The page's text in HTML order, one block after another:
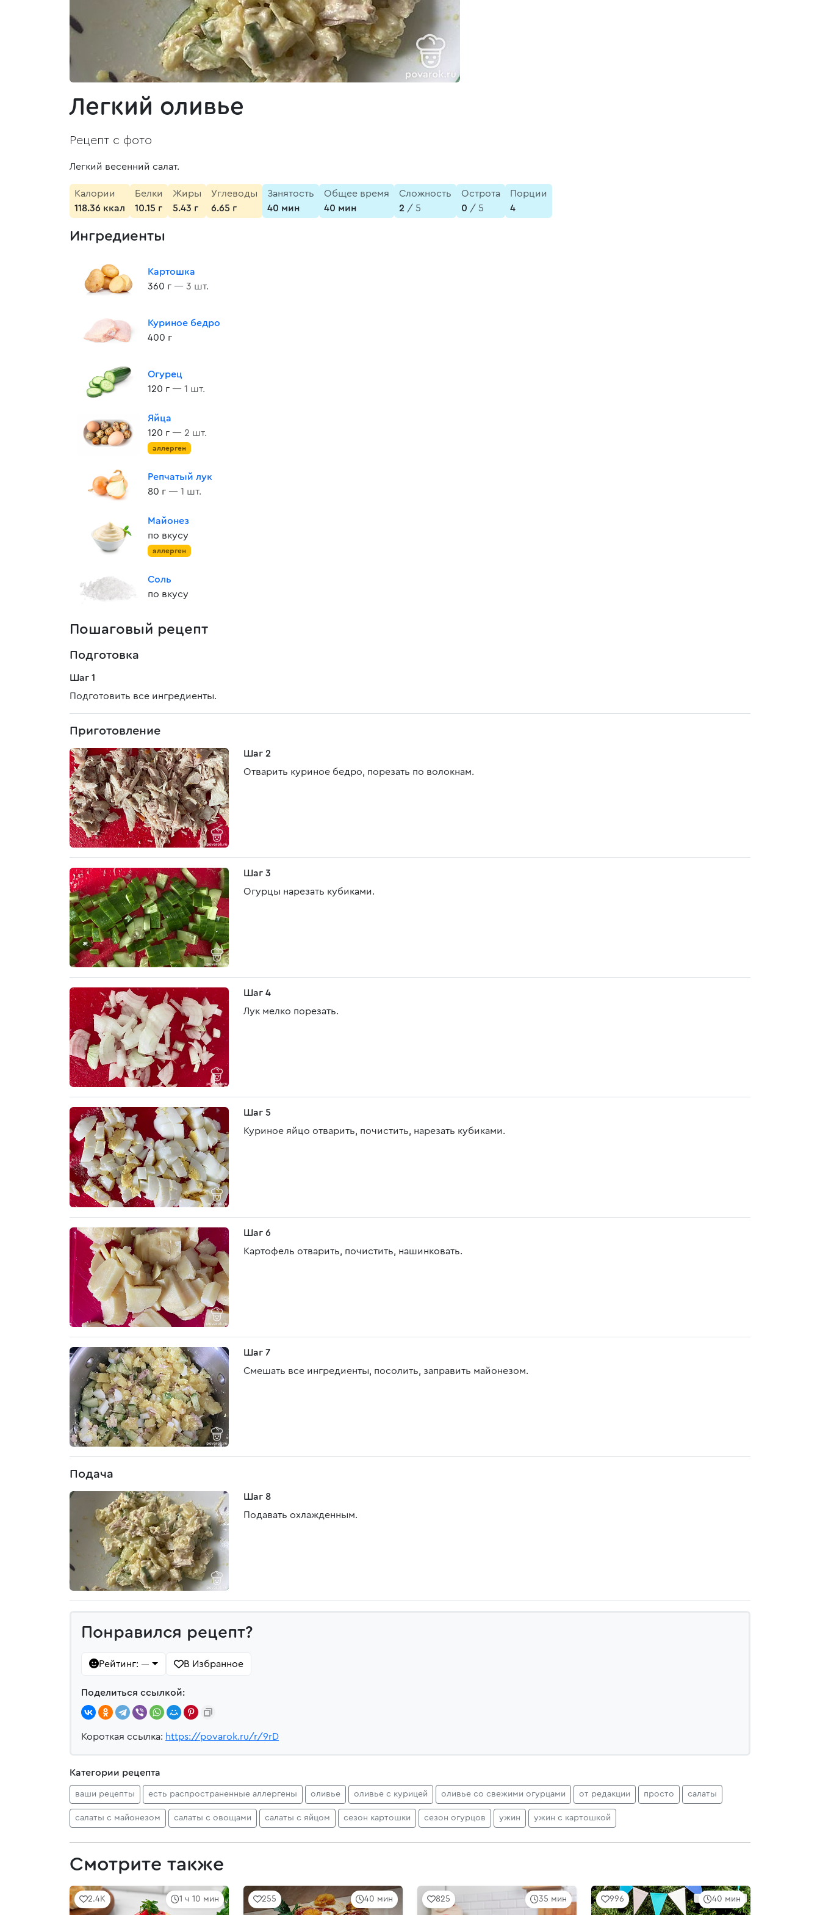
Легкий оливье
Рецепт с фото
Легкий весенний салат.
Калории
118.36 ккал
Белки
10.15 г
Жиры
5.43 г
Углеводы
6.65 г
Занятость
40 мин
Общее время
40 мин
Сложность
2 / 5
Острота
0 / 5
Порции
4
Ингредиенты
Картошка
360 г — 3 шт.
Куриное бедро
400 г
Огурец
120 г — 1 шт.
Яйца
120 г — 2 шт.
аллерген
Репчатый лук
80 г — 1 шт.
Майонез
по вкусу
аллерген
Соль
по вкусу
Пошаговый рецепт
Подготовка
Шаг 1
Подготовить все ингредиенты.
Приготовление
Шаг 2
Отварить куриное бедро, порезать по волокнам.
Шаг 3
Огурцы нарезать кубиками.
Шаг 4
Лук мелко порезать.
Шаг 5
Куриное яйцо отварить, почистить, нарезать кубиками.
Шаг 6
Картофель отварить, почистить, нашинковать.
Шаг 7
Смешать все ингредиенты, посолить, заправить майонезом.
Подача
Шаг 8
Подавать охлажденным.
Понравился рецепт?
Рейтинг: — В Избранное
Поделиться ссылкой:
Короткая ссылка: https://povarok.ru/r/9rD
Категории рецепта
ваши рецепты есть распространенные аллергены оливье оливье с курицей оливье со свежими огурцами от редакции просто салаты
салаты с майонезом салаты с овощами салаты с яйцом сезон картошки сезон огурцов ужин ужин с картошкой
Смотрите также
1 ч 10 мин
2.4K 40 мин
255 35 мин
825 40 мин
996